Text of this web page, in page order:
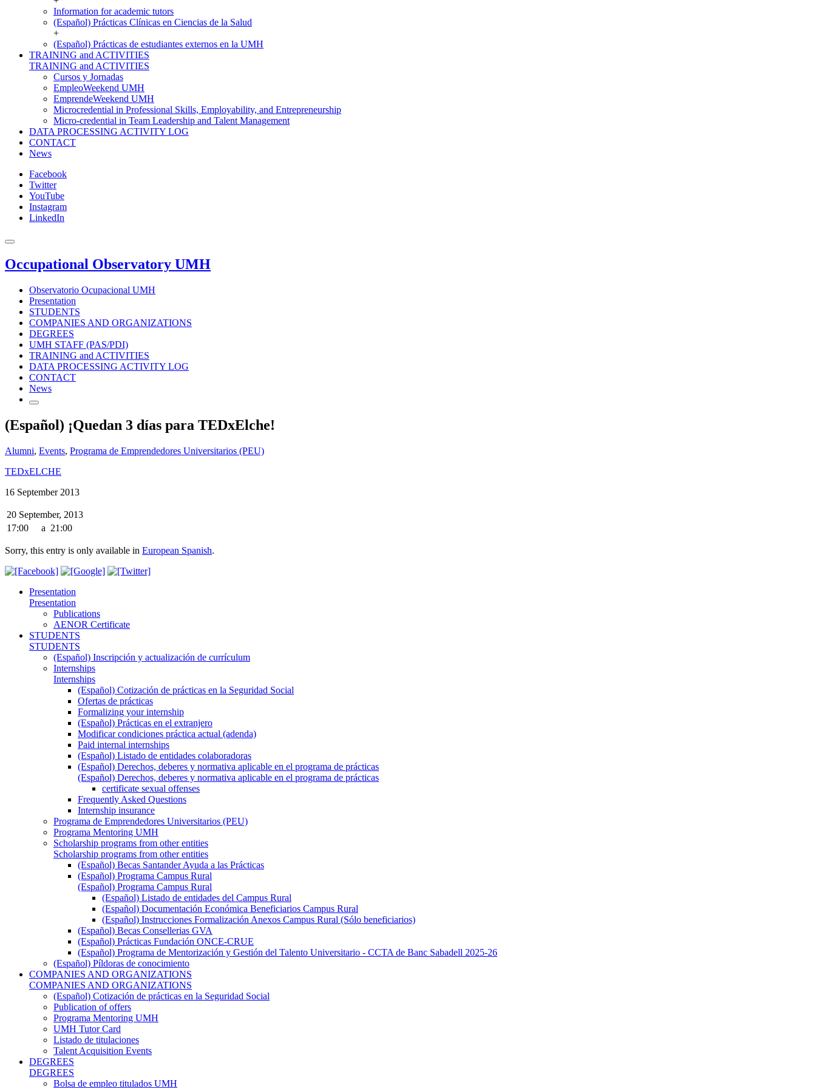
Information for academic tutors
(Español) Prácticas Clínicas en Ciencias de la Salud
+
(Español) Prácticas de estudiantes externos en la UMH
TRAINING and ACTIVITIES
TRAINING and ACTIVITIES
Cursos y Jornadas
EmpleoWeekend UMH
EmprendeWeekend UMH
Microcredential in Professional Skills, Employability, and Entrepreneurship
Micro-credential in Team Leadership and Talent Management
DATA PROCESSING ACTIVITY LOG
CONTACT
News
Facebook
Twitter
YouTube
Instagram
LinkedIn
Occupational Observatory UMH
Observatorio Ocupacional UMH
Presentation
STUDENTS
COMPANIES AND ORGANIZATIONS
DEGREES
UMH STAFF (PAS/PDI)
TRAINING and ACTIVITIES
DATA PROCESSING ACTIVITY LOG
CONTACT
News
(Español) ¡Quedan 3 días para TEDxElche!
Alumni, Events, Programa de Emprendedores Universitarios (PEU)
TEDxELCHE
16 September 2013
20 September, 2013
17:00
a 21:00
Sorry, this entry is only available in European Spanish.
Presentation
Presentation
Publications
AENOR Certificate
STUDENTS
STUDENTS
(Español) Inscripción y actualización de currículum
Internships
Internships
(Español) Cotización de prácticas en la Seguridad Social
Ofertas de prácticas
Formalizing your internship
(Español) Prácticas en el extranjero
Modificar condiciones práctica actual (adenda)
Paid internal internships
(Español) Listado de entidades colaboradoras
(Español) Derechos, deberes y normativa aplicable en el programa de prácticas
(Español) Derechos, deberes y normativa aplicable en el programa de prácticas
certificate sexual offenses
Frequently Asked Questions
Internship insurance
Programa de Emprendedores Universitarios (PEU)
Programa Mentoring UMH
Scholarship programs from other entities
Scholarship programs from other entities
(Español) Becas Santander Ayuda a las Prácticas
(Español) Programa Campus Rural
(Español) Programa Campus Rural
(Español) Listado de entidades del Campus Rural
(Español) Documentación Económica Beneficiarios Campus Rural
(Español) Instrucciones Formalización Anexos Campus Rural (Sólo beneficiarios)
(Español) Becas Consellerias GVA
(Español) Prácticas Fundación ONCE-CRUE
(Español) Programa de Mentorización y Gestión del Talento Universitario - CCTA de Banc Sabadell 2025-26
(Español) Píldoras de conocimiento
COMPANIES AND ORGANIZATIONS
COMPANIES AND ORGANIZATIONS
(Español) Cotización de prácticas en la Seguridad Social
Publication of offers
Programa Mentoring UMH
UMH Tutor Card
Listado de titulaciones
Talent Acquisition Events
DEGREES
DEGREES
Bolsa de empleo titulados UMH